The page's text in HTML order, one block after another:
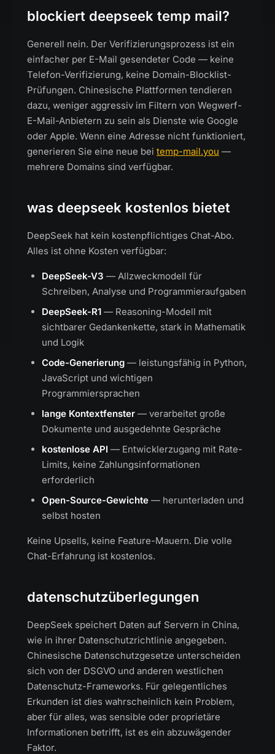
blockiert deepseek temp mail?
Generell nein. Der Verifizierungsprozess ist ein
einfacher per E-Mail gesendeter Code — keine
Telefon-Verifizierung, keine Domain-Blocklist-
Prüfungen. Chinesische Plattformen tendieren
dazu, weniger aggressiv im Filtern von Wegwerf-
E-Mail-Anbietern zu sein als Dienste wie Google
oder Apple. Wenn eine Adresse nicht funktioniert,
generieren Sie eine neue bei temp-mail.you —
mehrere Domains sind verfügbar.
was deepseek kostenlos bietet
DeepSeek hat kein kostenpflichtiges Chat-Abo.
Alles ist ohne Kosten verfügbar:
DeepSeek-V3 — Allzweckmodell für
Schreiben, Analyse und Programmieraufgaben
DeepSeek-R1 — Reasoning-Modell mit
sichtbarer Gedankenkette, stark in Mathematik
und Logik
Code-Generierung — leistungsfähig in Python,
JavaScript und wichtigen
Programmiersprachen
lange Kontextfenster — verarbeitet große
Dokumente und ausgedehnte Gespräche
kostenlose API — Entwicklerzugang mit Rate-
Limits, keine Zahlungsinformationen
erforderlich
Open-Source-Gewichte — herunterladen und
selbst hosten
Keine Upsells, keine Feature-Mauern. Die volle
Chat-Erfahrung ist kostenlos.
datenschutzüberlegungen
DeepSeek speichert Daten auf Servern in China,
wie in ihrer Datenschutzrichtlinie angegeben.
Chinesische Datenschutzgesetze unterscheiden
sich von der DSGVO und anderen westlichen
Datenschutz-Frameworks. Für gelegentliches
Erkunden ist dies wahrscheinlich kein Problem,
aber für alles, was sensible oder proprietäre
Informationen betrifft, ist es ein abzuwägender
Faktor.